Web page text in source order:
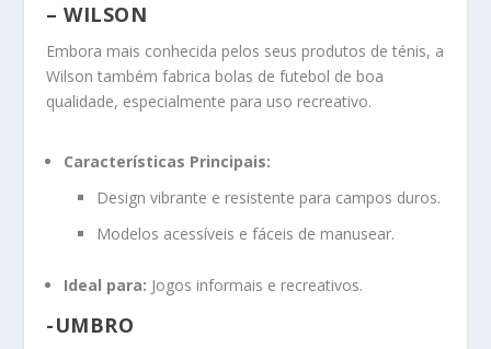
– WILSON
Embora mais conhecida pelos seus produtos de ténis, a
Wilson também fabrica bolas de futebol de boa
qualidade, especialmente para uso recreativo.
Características Principais:
Design vibrante e resistente para campos duros.
Modelos acessíveis e fáceis de manusear.
Ideal para: Jogos informais e recreativos.
-UMBRO